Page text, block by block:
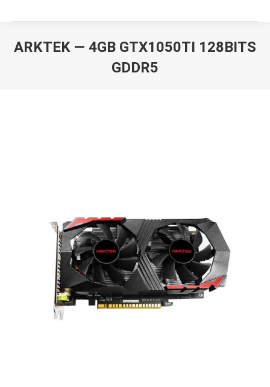
ARKTEK — 4GB GTX1050TI 128BITS
GDDR5